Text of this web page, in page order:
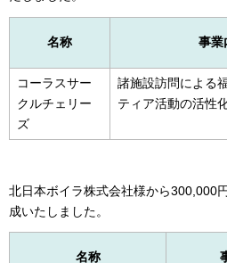
名称 事業
コーラスサー
クルチェリー
ズ
諸施設訪問による
ティア活動の活性
北日本ボイラ株式会社様から300,000
成いたしました。
名称